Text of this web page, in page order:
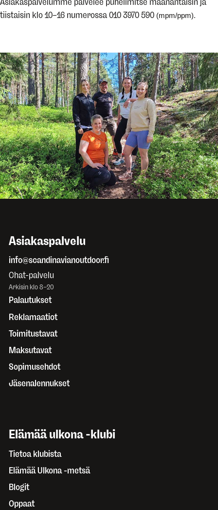
tiistaisin klo 10–16 numerossa 010 3970 590 (mpm/ppm).
Asiakaspalvelu
info@scandinavianoutdoor.fi
Chat-palvelu
Arkisin klo 8–20
Palautukset
Reklamaatiot
Toimitustavat
Maksutavat
Sopimusehdot
Jäsenalennukset
Elämää ulkona -klubi
Tietoa klubista
Elämää Ulkona -metsä
Blogit
Oppaat